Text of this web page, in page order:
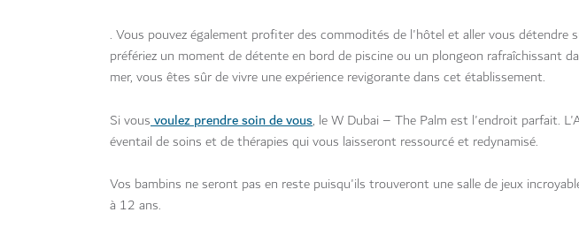
. Vous pouvez également profiter des commodités de l'hôtel et aller vous détendre
préfériez un moment de détente en bord de piscine ou un plongeon rafraîchissant
mer, vous êtes sûr de vivre une expérience revigorante dans cet établissement.
Si vousvoulez prendre soin de vous, le W Dubai – The Palm est l'endroit parfait.
éventail de soins et de thérapies qui vous laisseront ressourcé et redynamisé.
Vos bambins ne seront pas en reste puisqu'ils trouveront une salle de jeux
à 12 ans.